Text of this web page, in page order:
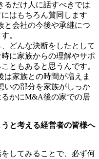
るだけ人に話すべきでは
はもちろん賛同します
と会社の今後や承継につ
。
どんな決断をしたとして
に家族からの理解やサポ
ともあると思うんです。
家族との時間が増えま
いの部分を家族がしっか
かにM&A後の家での居
と考える経営者の皆様へ
してみることで、必ず何